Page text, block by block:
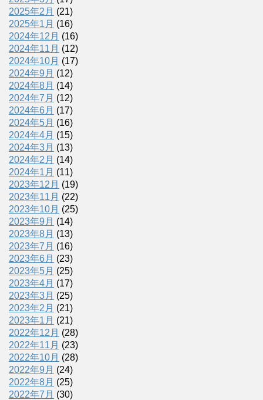
2025年2月 (21)
2025年1月 (16)
2024年12月 (16)
2024年11月 (12)
2024年10月 (17)
2024年9月 (12)
2024年8月 (14)
2024年7月 (12)
2024年6月 (17)
2024年5月 (16)
2024年4月 (15)
2024年3月 (13)
2024年2月 (14)
2024年1月 (11)
2023年12月 (19)
2023年11月 (22)
2023年10月 (25)
2023年9月 (14)
2023年8月 (13)
2023年7月 (16)
2023年6月 (23)
2023年5月 (25)
2023年4月 (17)
2023年3月 (25)
2023年2月 (21)
2023年1月 (21)
2022年12月 (28)
2022年11月 (23)
2022年10月 (28)
2022年9月 (24)
2022年8月 (25)
2022年7月 (30)